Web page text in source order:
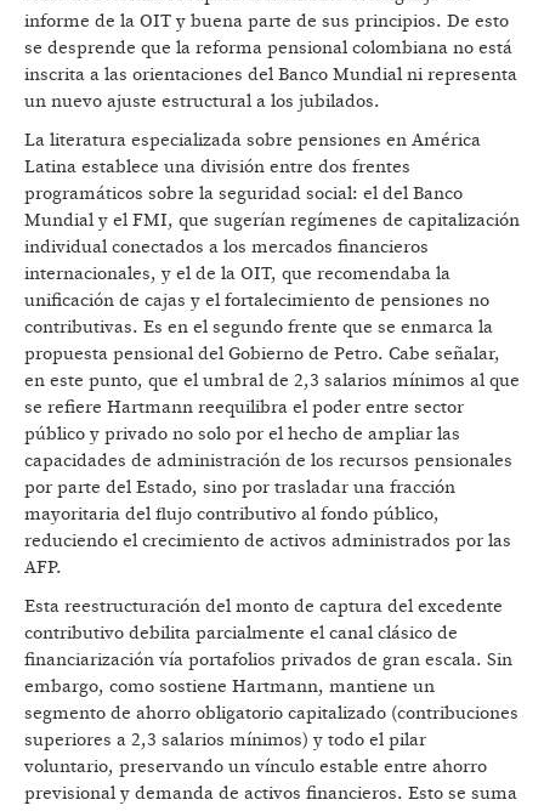
informe de la OIT y buena parte de sus principios. De esto
se desprende que la reforma pensional colombiana no está
inscrita a las orientaciones del Banco Mundial ni representa
un nuevo ajuste estructural a los jubilados.
La literatura especializada sobre pensiones en América
Latina establece una división entre dos frentes
programáticos sobre la seguridad social: el del Banco
Mundial y el FMI, que sugerían regímenes de capitalización
individual conectados a los mercados financieros
internacionales, y el de la OIT, que recomendaba la
unificación de cajas y el fortalecimiento de pensiones no
contributivas. Es en el segundo frente que se enmarca la
propuesta pensional del Gobierno de Petro. Cabe señalar,
en este punto, que el umbral de 2,3 salarios mínimos al que
se refiere Hartmann reequilibra el poder entre sector
público y privado no solo por el hecho de ampliar las
capacidades de administración de los recursos pensionales
por parte del Estado, sino por trasladar una fracción
mayoritaria del flujo contributivo al fondo público,
reduciendo el crecimiento de activos administrados por las
AFP.
Esta reestructuración del monto de captura del excedente
contributivo debilita parcialmente el canal clásico de
financiarización vía portafolios privados de gran escala. Sin
embargo, como sostiene Hartmann, mantiene un
segmento de ahorro obligatorio capitalizado (contribuciones
superiores a 2,3 salarios mínimos) y todo el pilar
voluntario, preservando un vínculo estable entre ahorro
previsional y demanda de activos financieros. Esto se suma